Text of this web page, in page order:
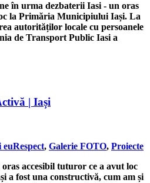
în urma dezbaterii Iasi - un oras
la Primăria Municipiului Iași. La
autorităților locale cu persoanele
de Transport Public Iasi a
| Iași
, Galerie FOTO, Proiecte
accesibil tuturor ce a avut loc
a fost una constructivă, cum am și